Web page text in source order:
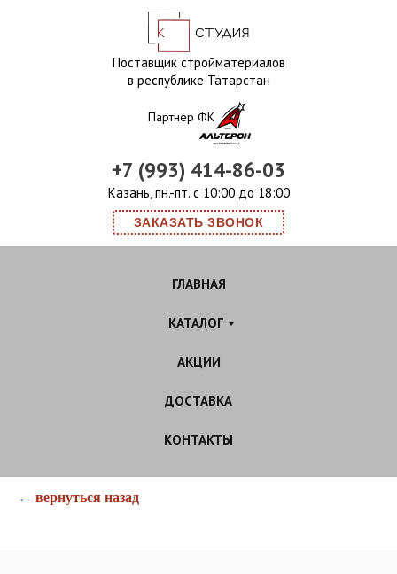
Поставщик стройматериалов
в республике Татарстан
+7 (993) 414-86-03
Казань, пн.-пт. с 10:00 до 18:00
ЗАКАЗАТЬ ЗВОНОК
Партнер ФК
ГЛАВНАЯ
КАТАЛОГ
АКЦИИ
ДОСТАВКА
КОНТАКТЫ
← вернуться назад